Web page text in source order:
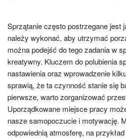
Sprzątanie często postrzegane jest
należy wykonać, aby utrzymać
można podejść do tego zadania w
kreatywny. Kluczem do polubienia
nastawienia oraz wprowadzenie
sprawią, że ta czynność stanie się
pierwsze, warto zorganizować
Uporządkowane miejsce pracy
nasze samopoczucie i motywację.
odpowiednią atmosferę, na